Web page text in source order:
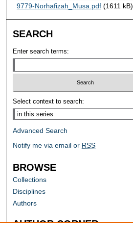
9779-Norhafizah_Musa.pdf(1611 kB)
SEARCH
Enter search terms:
Select context to search:
Advanced Search
Notify me via email or RSS
BROWSE
Collections
Disciplines
Authors
AUTHOR CORNER